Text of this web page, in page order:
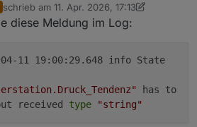
schrieb am 11. Apr. 2026, 17:13
zuletzt editiert von Rushmed4. Nov. 2026,
diese Meldung im Log:
11 19:00:29.648 info State
has to
received type "string"